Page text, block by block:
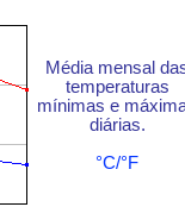
Média mensal
temperaturas
mínimas e
diárias.
°C/°F